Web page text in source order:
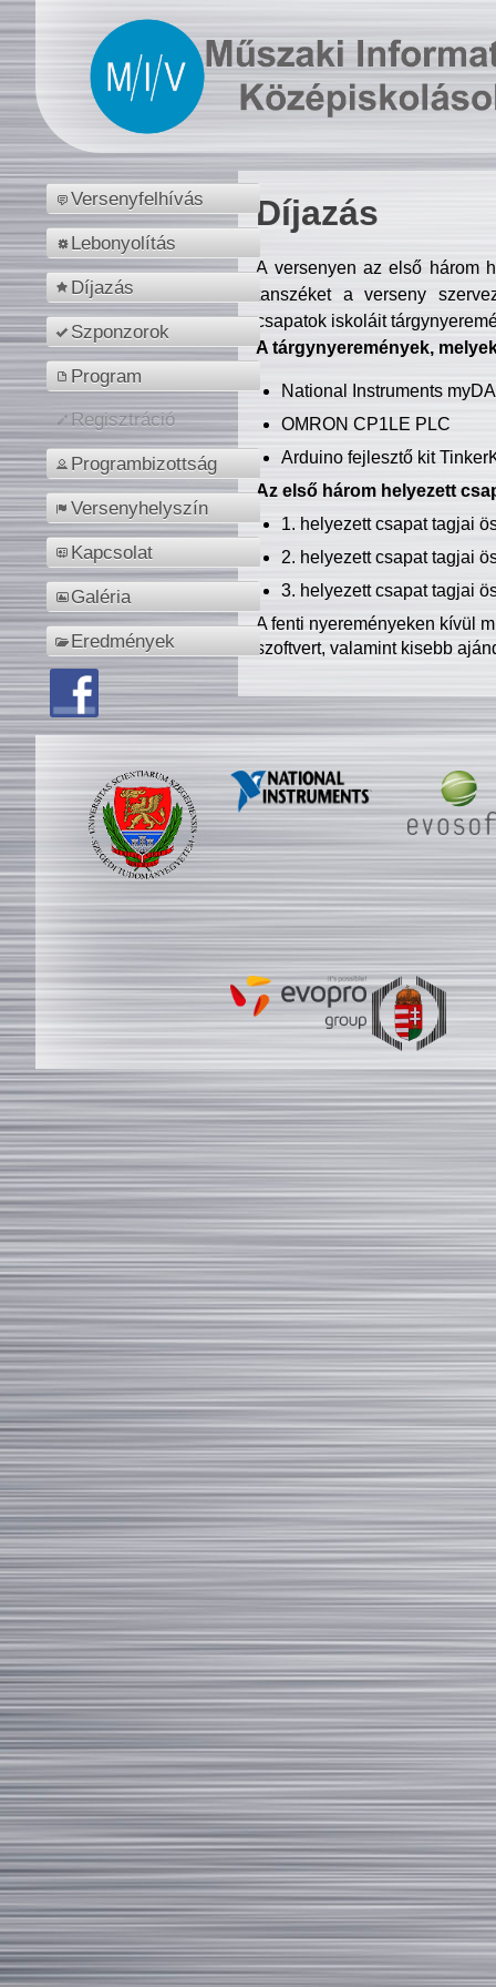
Versenyfelhívás
Lebonyolítás
Díjazás
Szponzorok
Program
Regisztráció
Programbizottság
Versenyhelyszín
Kapcsolat
Galéria
Eredmények
Díjazás
A versenyen az első három
tanszéket a verseny
csapatok iskoláit
A tárgynyeremények,
National Instruments
OMRON CP1LE PLC
Arduino fejlesztő kit
Az első három helyezett
1. helyezett csapat tagjai
2. helyezett csapat tagjai
3. helyezett csapat tagjai
A fenti nyereményeken kívül
szoftvert, valamint kisebb